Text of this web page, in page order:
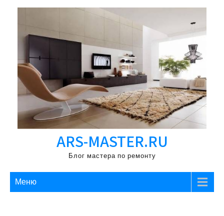
Перейти
ARS-MASTER.RU
Блог мастера по ремонту
Меню